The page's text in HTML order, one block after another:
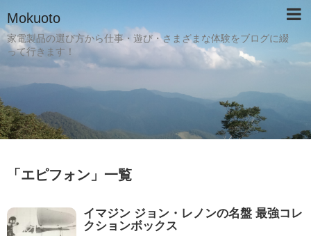
Mokuoto
家電製品の選び方から仕事・遊び・さまざまな体験をブログに綴
って行きます！
「 エピフォン 」 一覧
イマジン ジョン・レノンの名盤 最強コレ
クションボックス